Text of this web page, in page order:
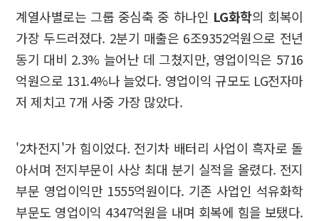
계열사별로는 그룹 중심축 중 하나인 LG화학의 회복이
가장 두드러졌다. 2분기 매출은 6조9352억원으로 전년
동기 대비 2.3% 늘어난 데 그쳤지만, 영업이익은 5716
억원으로 131.4%나 늘었다. 영업이익 규모도 LG전자마
저 제치고 7개 사중 가장 많았다.
'2차전지'가 힘이었다. 전기차 배터리 사업이 흑자로 돌
아서며 전지부문이 사상 최대 분기 실적을 올렸다. 전지
부문 영업이익만 1555억원이다. 기존 사업인 석유화학
부문도 영업이익 4347억원을 내며 회복에 힘을 보탰다.